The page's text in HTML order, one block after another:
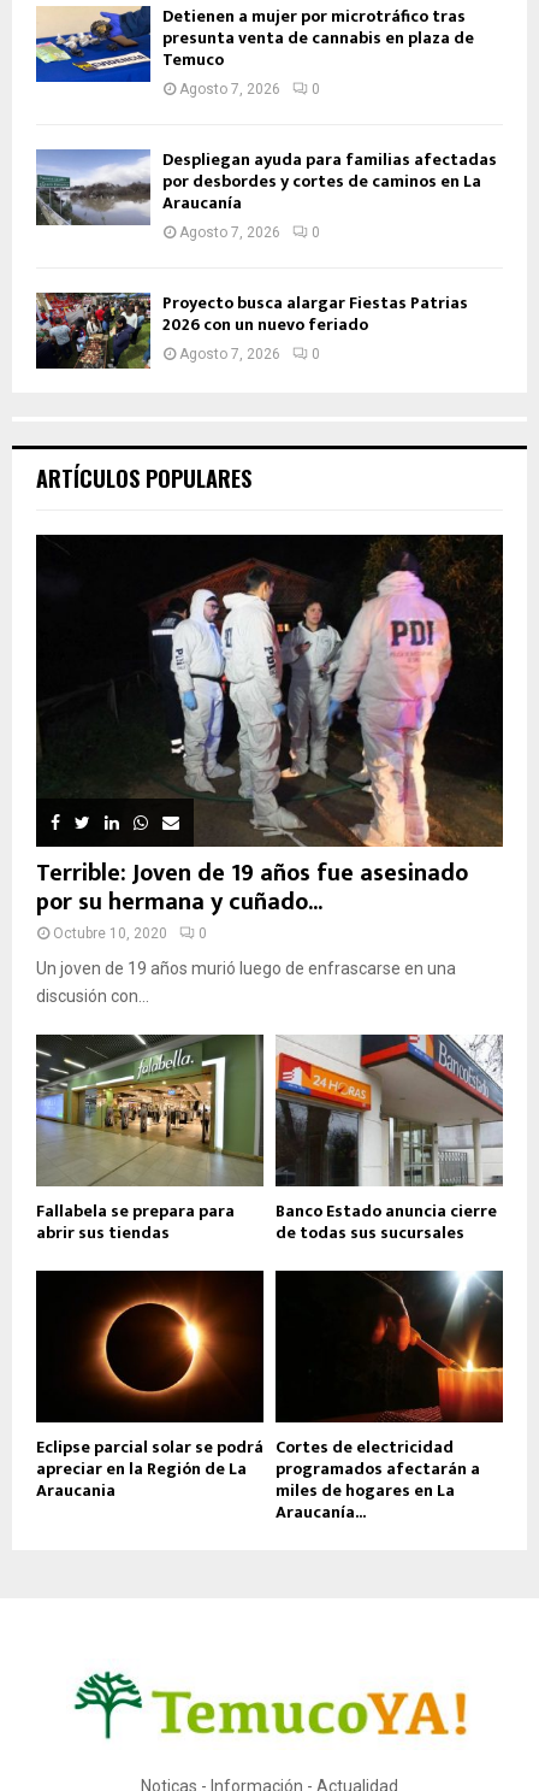
Detienen a mujer por microtráfico tras
presunta venta de cannabis en plaza de
Temuco
Agosto 7, 2026 0
Despliegan ayuda para familias afectadas
por desbordes y cortes de caminos en La
Araucanía
Agosto 7, 2026 0
Proyecto busca alargar Fiestas Patrias
2026 con un nuevo feriado
Agosto 7, 2026 0
ARTÍCULOS POPULARES
Terrible: Joven de 19 años fue asesinado
por su hermana y cuñado...
Octubre 10, 2020 0
Un joven de 19 años murió luego de enfrascarse en una
discusión con...
Fallabela se prepara para
abrir sus tiendas
Banco Estado anuncia cierre
de todas sus sucursales
Eclipse parcial solar se podrá
apreciar en la Región de La
Araucania
Cortes de electricidad
programados afectarán a
miles de hogares en La
Araucanía...
Noticas - Información - Actualidad